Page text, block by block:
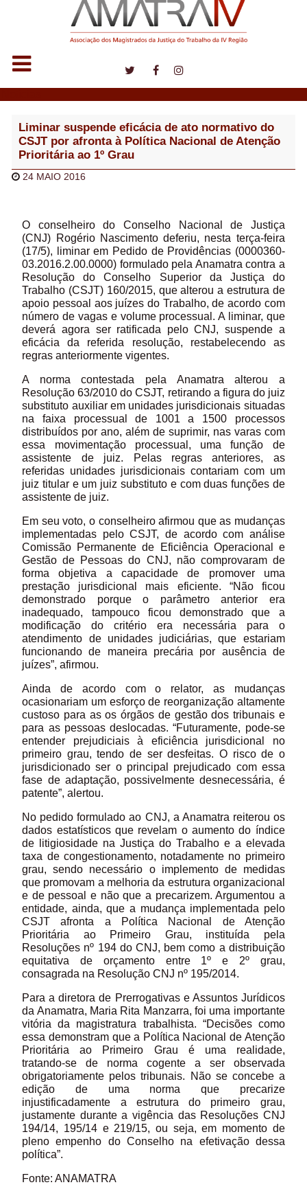
Liminar suspende eficácia de ato normativo do
CSJT por afronta à Política Nacional de Atenção
Prioritária ao 1º Grau
24 MAIO 2016
O conselheiro do Conselho Nacional de Justiça
(CNJ) Rogério Nascimento deferiu, nesta terça-feira
(17/5), liminar em Pedido de Providências (0000360-
03.2016.2.00.0000) formulado pela Anamatra contra a
Resolução do Conselho Superior da Justiça do
Trabalho (CSJT) 160/2015, que alterou a estrutura de
apoio pessoal aos juízes do Trabalho, de acordo com
número de vagas e volume processual. A liminar, que
deverá agora ser ratificada pelo CNJ, suspende a
eficácia da referida resolução, restabelecendo as
regras anteriormente vigentes.
A norma contestada pela Anamatra alterou a
Resolução 63/2010 do CSJT, retirando a figura do juiz
substituto auxiliar em unidades jurisdicionais situadas
na faixa processual de 1001 a 1500 processos
distribuídos por ano, além de suprimir, nas varas com
essa movimentação processual, uma função de
assistente de juiz. Pelas regras anteriores, as
referidas unidades jurisdicionais contariam com um
juiz titular e um juiz substituto e com duas funções de
assistente de juiz.
Em seu voto, o conselheiro afirmou que as mudanças
implementadas pelo CSJT, de acordo com análise
Comissão Permanente de Eficiência Operacional e
Gestão de Pessoas do CNJ, não comprovaram de
forma objetiva a capacidade de promover uma
prestação jurisdicional mais eficiente. “Não ficou
demonstrado porque o parâmetro anterior era
inadequado, tampouco ficou demonstrado que a
modificação do critério era necessária para o
atendimento de unidades judiciárias, que estariam
funcionando de maneira precária por ausência de
juízes”, afirmou.
Ainda de acordo com o relator, as mudanças
ocasionariam um esforço de reorganização altamente
custoso para as os órgãos de gestão dos tribunais e
para as pessoas deslocadas. “Futuramente, pode-se
entender prejudiciais à eficiência jurisdicional no
primeiro grau, tendo de ser desfeitas. O risco de o
jurisdicionado ser o principal prejudicado com essa
fase de adaptação, possivelmente desnecessária, é
patente”, alertou.
No pedido formulado ao CNJ, a Anamatra reiterou os
dados estatísticos que revelam o aumento do índice
de litigiosidade na Justiça do Trabalho e a elevada
taxa de congestionamento, notadamente no primeiro
grau, sendo necessário o implemento de medidas
que promovam a melhoria da estrutura organizacional
e de pessoal e não que a precarizem. Argumentou a
entidade, ainda, que a mudança implementada pelo
CSJT afronta a Política Nacional de Atenção
Prioritária ao Primeiro Grau, instituída pela
Resoluções nº 194 do CNJ, bem como a distribuição
equitativa de orçamento entre 1º e 2º grau,
consagrada na Resolução CNJ nº 195/2014.
Para a diretora de Prerrogativas e Assuntos Jurídicos
da Anamatra, Maria Rita Manzarra, foi uma importante
vitória da magistratura trabalhista. “Decisões como
essa demonstram que a Política Nacional de Atenção
Prioritária ao Primeiro Grau é uma realidade,
tratando-se de norma cogente a ser observada
obrigatoriamente pelos tribunais. Não se concebe a
edição de uma norma que precarize
injustificadamente a estrutura do primeiro grau,
justamente durante a vigência das Resoluções CNJ
194/14, 195/14 e 219/15, ou seja, em momento de
pleno empenho do Conselho na efetivação dessa
política”.
Fonte: ANAMATRA